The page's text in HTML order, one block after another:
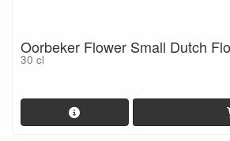
Oorbeker Flower Small Dutch
30 cl